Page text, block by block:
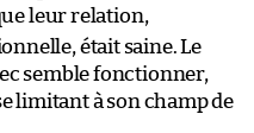
leur relation,
était saine. Le
semble fonctionner,
limitant à son champ de